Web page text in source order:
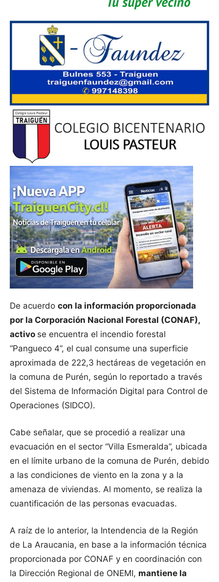
De acuerdo con la información proporcionada
por la Corporación Nacional Forestal (CONAF),
activo se encuentra el incendio forestal
“Pangueco 4”, el cual consume una superficie
aproximada de 222,3 hectáreas de vegetación en
la comuna de Purén, según lo reportado a través
del Sistema de Información Digital para Control de
Operaciones (SIDCO).
Cabe señalar, que se procedió a realizar una
evacuación en el sector “Villa Esmeralda”, ubicada
en el límite urbano de la comuna de Purén, debido
a las condiciones de viento en la zona y a la
amenaza de viviendas. Al momento, se realiza la
cuantificación de las personas evacuadas.
A raíz de lo anterior, la Intendencia de la Región
de La Araucania, en base a la información técnica
proporcionada por CONAF y en coordinación con
la Dirección Regional de ONEMI, mantiene la